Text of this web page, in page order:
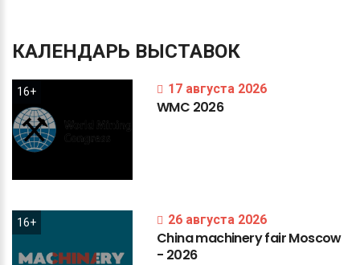
КАЛЕНДАРЬ ВЫСТАВОК
16+ 17 августа 2026
WMC 2026
16+ 26 августа 2026
ChinamachineryfairMoscow
- 2026